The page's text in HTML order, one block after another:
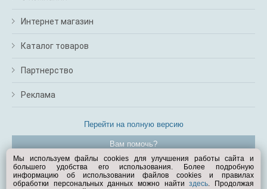
Интернет магазин
Каталог товаров
Партнерство
Реклама
Перейти на полную версию
Вам помочь?
© Exist.ru 1998—2026
Мы используем файлы cookies для улучшения работы сайта и
большего удобства его использования. Более подробную
информацию об использовании файлов cookies и правилах
обработки персональных данных можно найтиздесь. Продолжая